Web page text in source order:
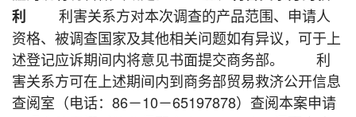
利 利害关系方对本次调查的产品范围、申请人
资格、被调查国家及其他相关问题如有异议，可于上
述登记应诉期间内将意见书面提交商务部。 利
害关系方可在上述期间内到商务部贸易救济公开信息
查阅室（电话：86－10－65197878）查阅本案申请